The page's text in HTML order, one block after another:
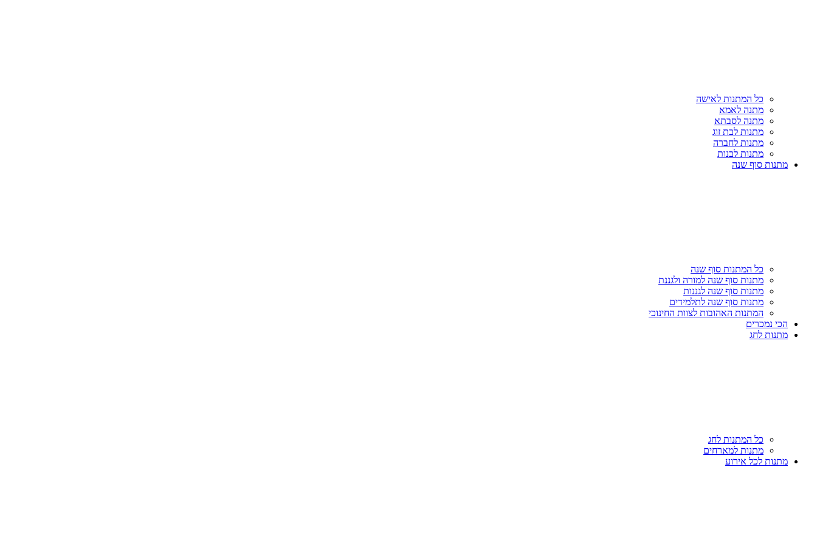
כל המתנות לאישה
מתנה לאמא
מתנה לסבתא
מתנות לבת זוג
מתנות לחברה
מתנות לבנות
מתנות סוף שנה
כל המתנות סוף שנה
מתנות סוף שנה למורה ולגננת
מתנות סוף שנה לגננות
מתנות סוף שנה לתלמידים
המתנות האהובות לצוות החינוכי
הכי נמכרים
מתנות לחג
כל המתנות לחג
מתנות למארחים
מתנות לכל אירוע